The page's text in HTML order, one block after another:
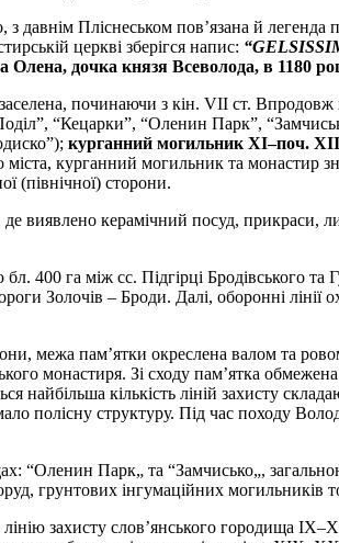
з давнім Пліснеськом пов’язана й
церкві зберігся напис:
Олена, дочка князя Всеволода, в 1180
починаючи з кін. VII ст.
“Кецарки”, “Оленин Парк”,
курганний могильник ХІ–поч.
курганний могильник та монастир
(північної) сторони.
виявлено керамічний посуд, прикраси,
400 га між сс. Підгірці Бродівського та
Золочів – Броди. Далі, оборонні
межа пам’ятки окреслена валом та
монастиря. Зі сходу пам’ятка
кількість ліній захисту
полісну структуру. Під час походу
“Оленин Парк„ та “Замчисько„,
грунтових інгумаційних могильників
захисту слов’янського городища ІХ–Х